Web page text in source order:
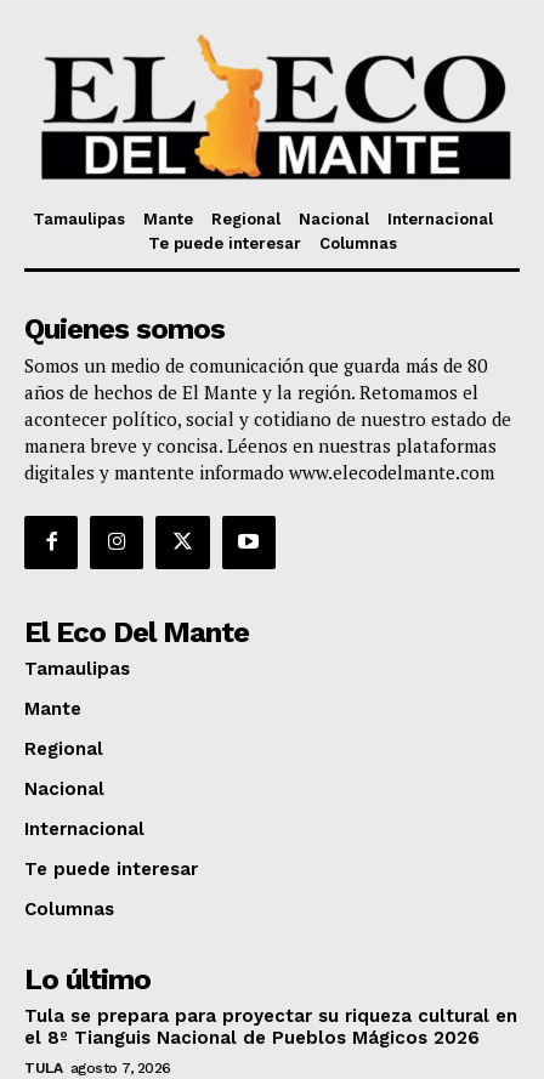
Tamaulipas Mante Regional Nacional
Internacional
Te puede interesar
Columnas
Quienes somos
Somos un medio de comunicación que guarda más de 80
años de hechos de El Mante y la región. Retomamos el
acontecer político, social y cotidiano de nuestro estado de
manera breve y concisa. Léenos en nuestras plataformas
digitales y mantente informado www.elecodelmante.com
El Eco Del Mante
Tamaulipas
Mante
Regional
Nacional
Internacional
Te puede interesar
Columnas
Lo último
Tula se prepara para proyectar su riqueza cultural en
el 8º Tianguis Nacional de Pueblos Mágicos 2026
TULA agosto 7, 2026